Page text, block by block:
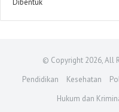
© Copyright 2026, All
Pendidikan
Kesehatan
Hukum dan